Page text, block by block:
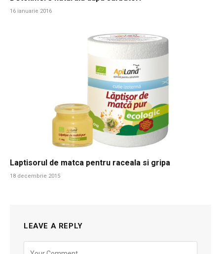
16 ianuarie 2016
Laptisorul de matca pentru raceala si gripa
18 decembrie 2015
LEAVE A REPLY